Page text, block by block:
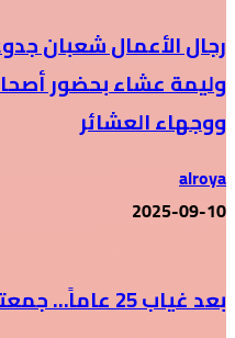
رجال الأعمال شعبان
وليمة عشاء بحضور
ووجهاء العشائر
alroya
2025-09-10
بعد غياب 25 عاماً… جمعتنا الصدفة